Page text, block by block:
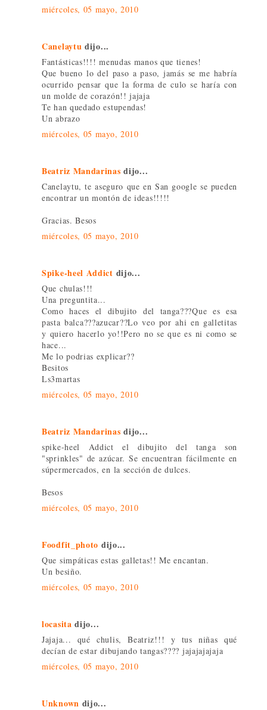
miércoles, 05 mayo, 2010
Canelaytu dijo...
Fantásticas!!!! menudas manos que tienes!
Que bueno lo del paso a paso, jamás se me habría
ocurrido pensar que la forma de culo se haría con
un molde de corazón!! jajaja
Te han quedado estupendas!
Un abrazo
miércoles, 05 mayo, 2010
Beatriz Mandarinas dijo...
Canelaytu, te aseguro que en San google se pueden
encontrar un montón de ideas!!!!!
Gracias. Besos
miércoles, 05 mayo, 2010
Spike-heel Addict dijo...
Que chulas!!!
Una preguntita...
Como haces el dibujito del tanga???Que es esa
pasta balca???azucar??Lo veo por ahi en galletitas
y quiero hacerlo yo!!Pero no se que es ni como se
hace...
Me lo podrias explicar??
Besitos
Ls3martas
miércoles, 05 mayo, 2010
Beatriz Mandarinas dijo...
spike-heel Addict el dibujito del tanga son
"sprinkles" de azúcar. Se encuentran fácilmente en
súpermercados, en la sección de dulces.
Besos
miércoles, 05 mayo, 2010
Foodfit_photo dijo...
Que simpáticas estas galletas!! Me encantan.
Un besiño.
miércoles, 05 mayo, 2010
locasita dijo...
Jajaja... qué chulis, Beatriz!!! y tus niñas qué
decían de estar dibujando tangas???? jajajajajaja
miércoles, 05 mayo, 2010
Unknown dijo...